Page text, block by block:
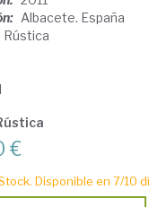
Albacete. España
Rústica
€
Disponible en 7/10